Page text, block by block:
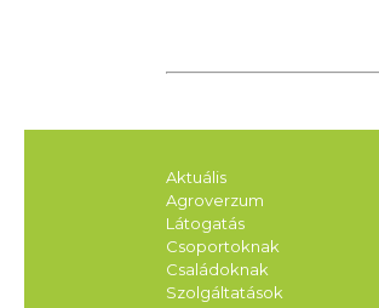
Aktuális
Agroverzum
Látogatás
Csoportoknak
Családoknak
Szolgáltatások